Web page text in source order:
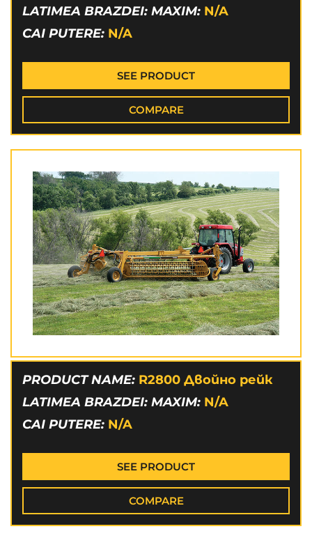
LATIMEA BRAZDEI: MAXIM: N/A
CAI PUTERE: N/A
SEE PRODUCT
COMPARE
PRODUCT NAME: R2800 Двойно рейк
LATIMEA BRAZDEI: MAXIM: N/A
CAI PUTERE: N/A
SEE PRODUCT
COMPARE